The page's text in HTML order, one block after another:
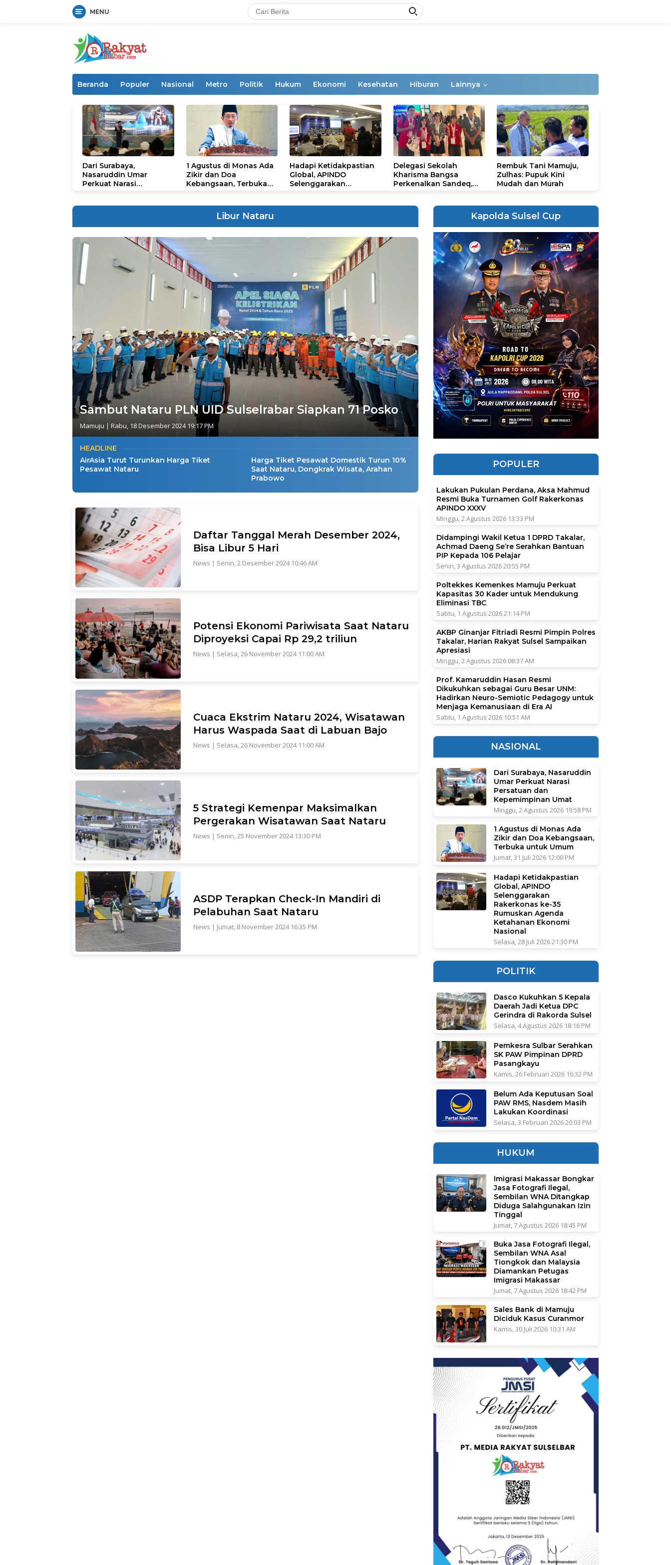
MENU
Beranda Populer Nasional Metro Politik Hukum Ekonomi Kesehatan Hiburan Lainnya
Dari Surabaya,
Nasaruddin Umar
Perkuat Narasi
1 Agustus di Monas Ada
Zikir dan Doa
Kebangsaan, Terbuka
Hadapi Ketidakpastian
Global, APINDO
Selenggarakan
Delegasi Sekolah
Kharisma Bangsa
Perkenalkan Sandeq,
STEAM Olympiad 2026
Rembuk Tani Mamuju,
Zulhas: Pupuk Kini
Mudah dan Murah
Libur Nataru
Sambut Nataru PLN UID Sulselrabar Siapkan 71 Posko
Mamuju | Rabu, 18 Desember 2024 19:17 PM
HEADLINE
AirAsia Turut Turunkan Harga Tiket
Pesawat Nataru
Harga Tiket Pesawat Domestik Turun 10%
Saat Nataru, Dongkrak Wisata, Arahan
Prabowo
Daftar Tanggal Merah Desember 2024,
Bisa Libur 5 Hari
News | Senin, 2 Desember 2024 10:46 AM
Potensi Ekonomi Pariwisata Saat Nataru
Diproyeksi Capai Rp 29,2 triliun
News | Selasa, 26 November 2024 11:00 AM
Cuaca Ekstrim Nataru 2024, Wisatawan
Harus Waspada Saat di Labuan Bajo
News | Selasa, 26 November 2024 11:00 AM
5 Strategi Kemenpar Maksimalkan
Pergerakan Wisatawan Saat Nataru
News | Senin, 25 November 2024 13:30 PM
ASDP Terapkan Check-In Mandiri di
Pelabuhan Saat Nataru
News | Jumat, 8 November 2024 16:35 PM
Kapolda Sulsel Cup
POPULER
Lakukan Pukulan Perdana, Aksa Mahmud
Resmi Buka Turnamen Golf Rakerkonas
APINDO XXXV
Minggu, 2 Agustus 2026 13:33 PM
Didampingi Wakil Ketua 1 DPRD Takalar,
Achmad Daeng Se’re Serahkan Bantuan
PIP Kepada 106 Pelajar
Senin, 3 Agustus 2026 20:55 PM
Poltekkes Kemenkes Mamuju Perkuat
Kapasitas 30 Kader untuk Mendukung
Eliminasi TBC
Sabtu, 1 Agustus 2026 21:14 PM
AKBP Ginanjar Fitriadi Resmi Pimpin Polres
Takalar, Harian Rakyat Sulsel Sampaikan
Apresiasi
Minggu, 2 Agustus 2026 08:37 AM
Prof. Kamaruddin Hasan Resmi
Dikukuhkan sebagai Guru Besar UNM:
Hadirkan Neuro-Semiotic Pedagogy untuk
Menjaga Kemanusiaan di Era AI
Sabtu, 1 Agustus 2026 10:51 AM
NASIONAL
Dari Surabaya, Nasaruddin
Umar Perkuat Narasi
Persatuan dan
Kepemimpinan Umat
Minggu, 2 Agustus 2026 19:58 PM
1 Agustus di Monas Ada
Zikir dan Doa Kebangsaan,
Terbuka untuk Umum
Jumat, 31 Juli 2026 12:00 PM
Hadapi Ketidakpastian
Global, APINDO
Selenggarakan
Rakerkonas ke-35
Rumuskan Agenda
Ketahanan Ekonomi
Nasional
Selasa, 28 Juli 2026 21:30 PM
POLITIK
Dasco Kukuhkan 5 Kepala
Daerah Jadi Ketua DPC
Gerindra di Rakorda Sulsel
Selasa, 4 Agustus 2026 18:16 PM
Pemkesra Sulbar Serahkan
SK PAW Pimpinan DPRD
Pasangkayu
Kamis, 26 Februari 2026 16:32 PM
Belum Ada Keputusan Soal
PAW RMS, Nasdem Masih
Lakukan Koordinasi
Selasa, 3 Februari 2026 20:03 PM
HUKUM
Imigrasi Makassar Bongkar
Jasa Fotografi Ilegal,
Sembilan WNA Ditangkap
Diduga Salahgunakan Izin
Tinggal
Jumat, 7 Agustus 2026 18:45 PM
Buka Jasa Fotografi Ilegal,
Sembilan WNA Asal
Tiongkok dan Malaysia
Diamankan Petugas
Imigrasi Makassar
Jumat, 7 Agustus 2026 18:42 PM
Sales Bank di Mamuju
Diciduk Kasus Curanmor
Kamis, 30 Juli 2026 10:31 AM